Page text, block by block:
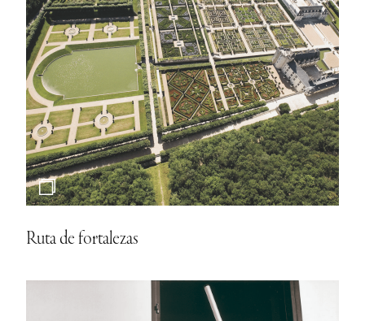
Ruta de fortalezas